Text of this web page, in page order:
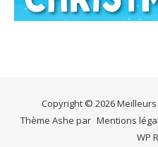
Copyright © 2026
Mentions
Thème Ashe par
WP